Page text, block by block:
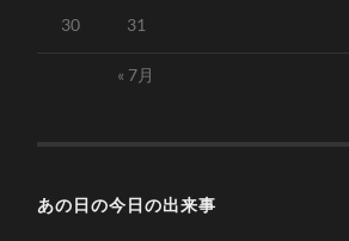
30 31
« 7月
あの日の今日の出来事